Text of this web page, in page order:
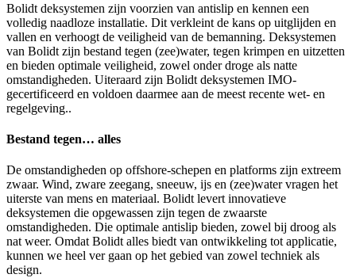
Bolidt deksystemen zijn voorzien van antislip en kennen een
volledig naadloze installatie. Dit verkleint de kans op uitglijden en
vallen en verhoogt de veiligheid van de bemanning. Deksystemen
van Bolidt zijn bestand tegen (zee)water, tegen krimpen en uitzetten
en bieden optimale veiligheid, zowel onder droge als natte
omstandigheden. Uiteraard zijn Bolidt deksystemen IMO-
gecertificeerd en voldoen daarmee aan de meest recente wet- en
regelgeving..
Bestand tegen… alles
De omstandigheden op offshore-schepen en platforms zijn extreem
zwaar. Wind, zware zeegang, sneeuw, ijs en (zee)water vragen het
uiterste van mens en materiaal. Bolidt levert innovatieve
deksystemen die opgewassen zijn tegen de zwaarste
omstandigheden. Die optimale antislip bieden, zowel bij droog als
nat weer. Omdat Bolidt alles biedt van ontwikkeling tot applicatie,
kunnen we heel ver gaan op het gebied van zowel techniek als
design.